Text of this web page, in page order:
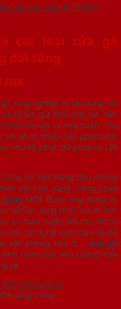
cấu tạo cửa gỗ chống
các loại cửa gỗ
đời sống
MDF
công nghiệp có tác dụng rất
tổ ấm gia đình hay tạo nên
khi xảy ra hỏa hoạn. Tùy
thì sẽ có nhiều sản phẩm chịu
như 60 phút, 90 phút và 120
là sự ưu tiên hàng đầu không
với khả năng chống cháy
cháyMDF được ứng dụng vô
hết các công trình dự án lớn
an toàn tuyệt đối cho tất cả
thể sử dụng loại cửa này để
văn phòng, nhà ở, … Cửa gỗ
hoàn hảo nếu chẳng may
có.
sang trọng